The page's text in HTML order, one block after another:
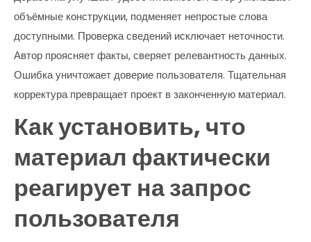
объёмные конструкции, подменяет непростые слова
доступными. Проверка сведений исключает неточности.
Автор проясняет факты, сверяет релевантность данных.
Ошибка уничтожает доверие пользователя. Тщательная
корректура превращает проект в законченную материал.
Как установить, что
материал фактически
реагирует на запрос
пользователя